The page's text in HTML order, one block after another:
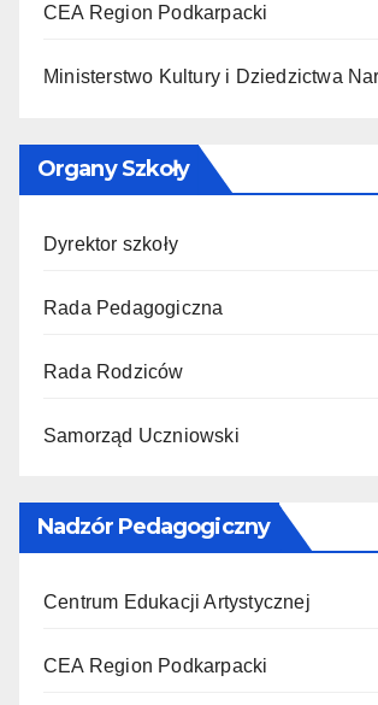
CEA Region Podkarpacki
Ministerstwo Kultury i Dziedzictwa
Organy Szkoły
Dyrektor szkoły
Rada Pedagogiczna
Rada Rodziców
Samorząd Uczniowski
Nadzór Pedagogiczny
Centrum Edukacji Artystycznej
CEA Region Podkarpacki